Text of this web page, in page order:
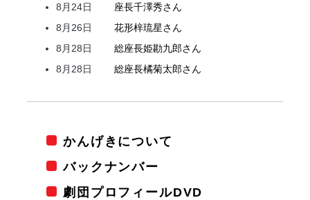
8月24日
座長千澤秀さん
8月26日
花形梓琉星さん
8月28日
総座長姫勘九郎さん
8月28日
総座長橘菊太郎さん
かんげきについて
バックナンバー
劇団プロフィールDVD